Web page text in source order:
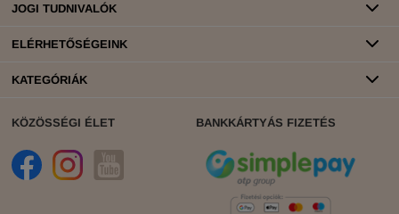
JOGI TUDNIVALÓK
ELÉRHETŐSÉGEINK
KATEGÓRIÁK
KÖZÖSSÉGI ÉLET BANKKÁRTYÁS FIZETÉS